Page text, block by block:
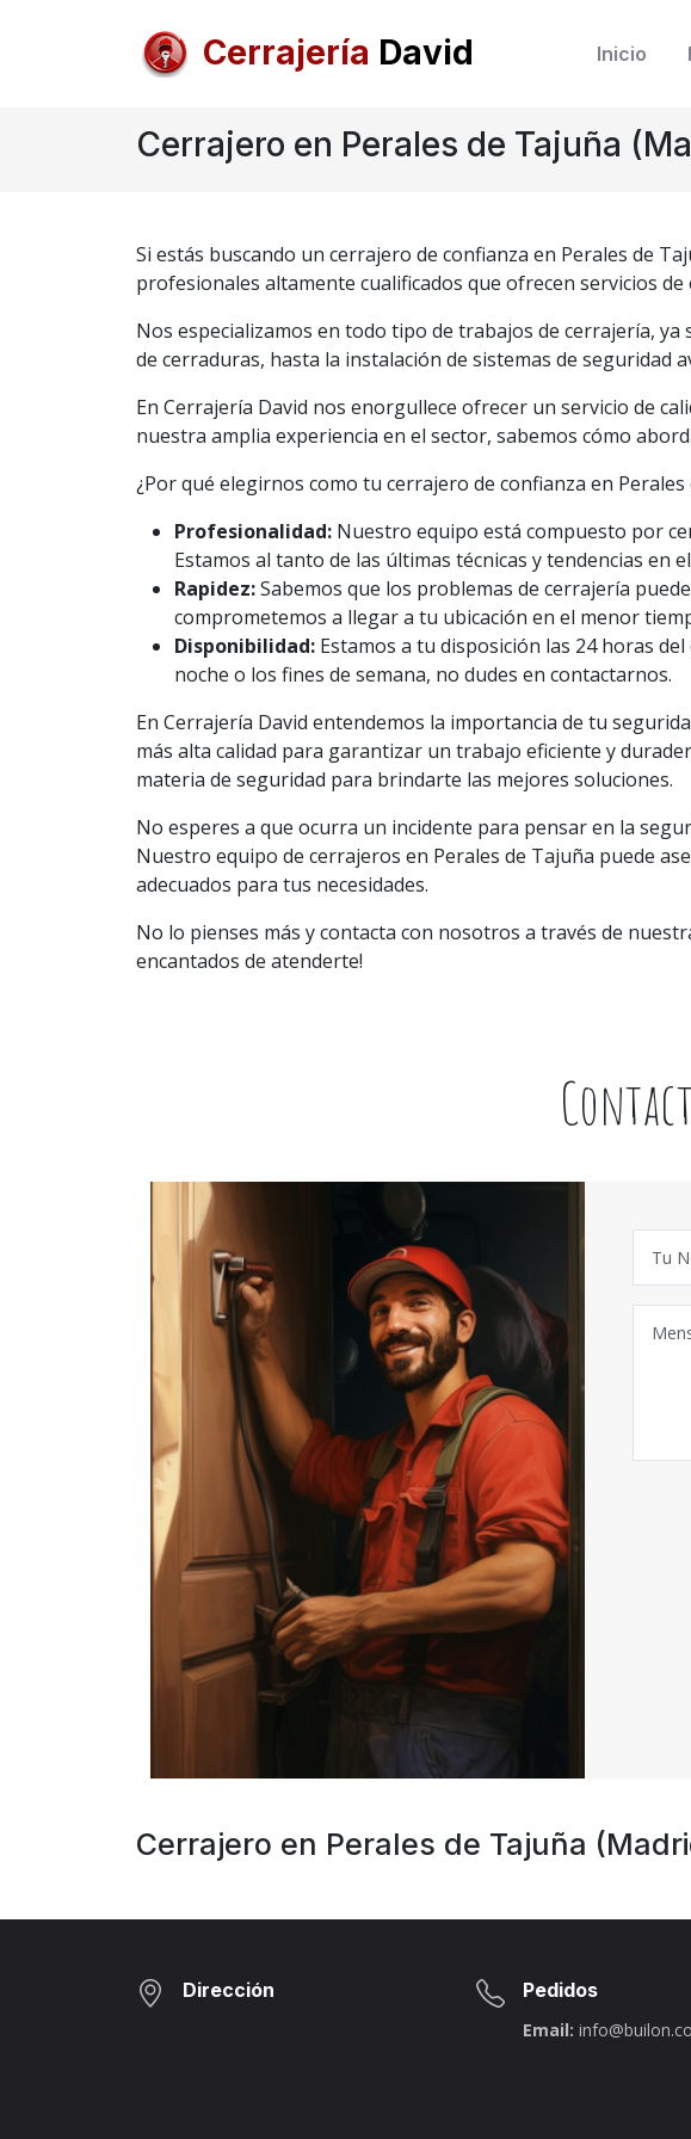
Cerrajería David Inicio
Cerrajero en Perales de Tajuña
Si estás buscando un cerrajero de confianza en Perales de
profesionales altamente cualificados que ofrecen servicios
Nos especializamos en todo tipo de trabajos de cerrajería,
de cerraduras, hasta la instalación de sistemas de seguridad
En Cerrajería David nos enorgullece ofrecer un servicio de
nuestra amplia experiencia en el sector, sabemos cómo
¿Por qué elegirnos como tu cerrajero de confianza en
Profesionalidad: Nuestro equipo está compuesto por
Estamos al tanto de las últimas técnicas y tendencias en
Rapidez:Sabemos que los problemas de cerrajería
comprometemos a llegar a tu ubicación en el menor
Disponibilidad: Estamos a tu disposición las 24 horas
noche o los fines de semana, no dudes en contactarnos.
En Cerrajería David entendemos la importancia de tu
más alta calidad para garantizar un trabajo eficiente y
materia de seguridad para brindarte las mejores soluciones.
No esperes a que ocurra un incidente para pensar en la
Nuestro equipo de cerrajeros en Perales de Tajuña puede
adecuados para tus necesidades.
No lo pienses más y contacta con nosotros a través de
encantados de atenderte!
Cerrajero en Perales de Tajuña
Dirección Pedidos
Email: